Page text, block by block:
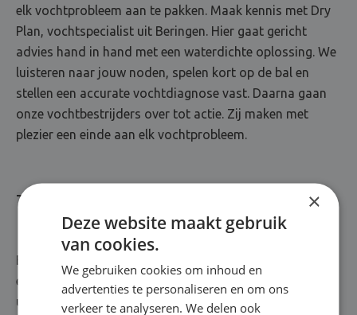
elk vochtprobleem aan te pakken. Maak kennis met Dry
Plan, vochtspecialist uit Beringen. Hier gaat gericht
advies hand in hand met een waterdichte oplossing. We
luisteren naar jouw noden, spelen kort op de bal en
stellen een accurate vochtdiagnose vast. Daarna gaan
onze vochtbestrijders over tot actie. Zij maken met
plezier een einde aan elk vochtprobleem.
Totaalrenovatie van A tot Z
Bij Dry Plan staat kwaliteit met stip op één. Jarenlange
ervaring? Kennis over de nieuwste technieken? Een
uitgebreid arsenaal aan topproducten? Die zitten
×
Deze website maakt gebruik
van cookies.
We gebruiken cookies om inhoud en
advertenties te personaliseren en om ons
verkeer te analyseren. We delen ook